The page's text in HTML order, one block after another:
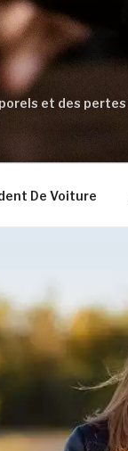
et des
De Voiture